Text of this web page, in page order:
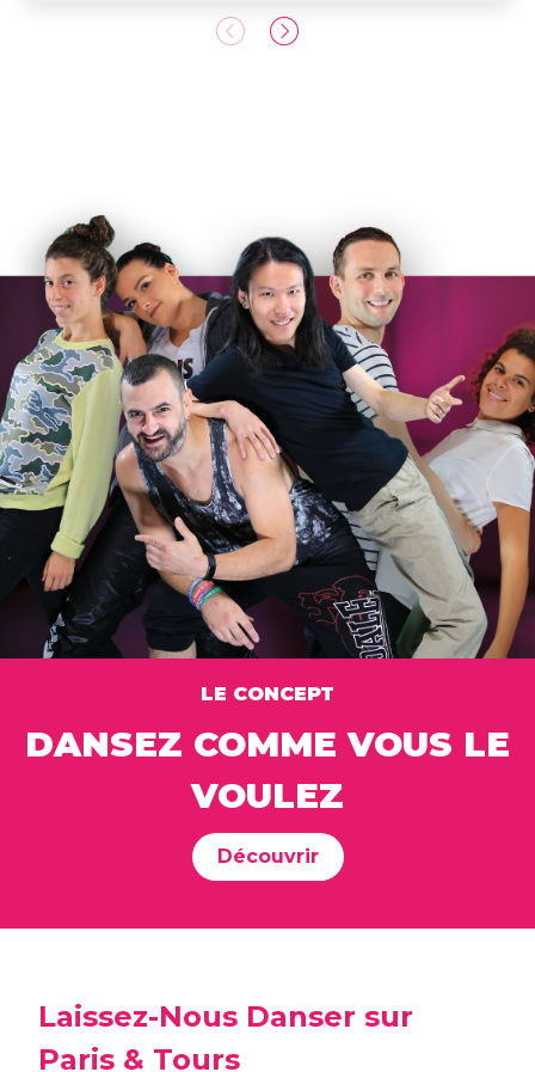
LE CONCEPT
DANSEZ COMME VOUS LE
VOULEZ
Découvrir
Laissez-Nous Danser sur
Paris & Tours